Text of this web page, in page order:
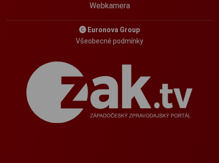
Webkamera
Euronova Group
Všeobecné podmínky